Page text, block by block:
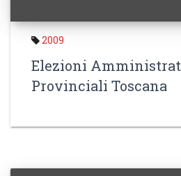
2009
Elezioni
Provinciali Toscana